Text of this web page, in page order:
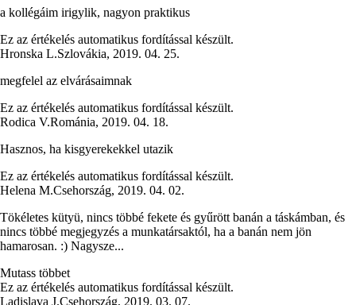
a kollégáim irigylik, nagyon praktikus
Ez az értékelés automatikus fordítással készült.
Hronska L.Szlovákia, 2019. 04. 25.
megfelel az elvárásaimnak
Ez az értékelés automatikus fordítással készült.
Rodica V.Románia, 2019. 04. 18.
Hasznos, ha kisgyerekekkel utazik
Ez az értékelés automatikus fordítással készült.
Helena M.Csehország, 2019. 04. 02.
Tökéletes kütyü, nincs többé fekete és gyűrött banán a táskámban, és
nincs többé megjegyzés a munkatársaktól, ha a banán nem jön
hamarosan. :) Nagysze...
Mutass többet
Ez az értékelés automatikus fordítással készült.
Ladislava J.Csehország, 2019. 03. 07.